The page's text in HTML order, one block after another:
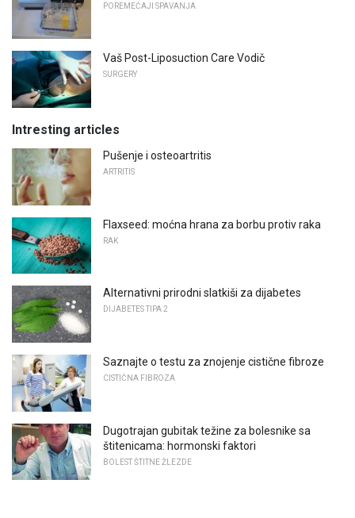
POREMEĆAJI SPAVANJA
Vaš Post-Liposuction Care Vodič
SURGERY
Intresting articles
Pušenje i osteoartritis
ARTRITIS
Flaxseed: moćna hrana za borbu protiv raka
RAK
Alternativni prirodni slatkiši za dijabetes
DIJABETES TIPA 2
Saznajte o testu za znojenje cistične fibroze
CISTIČNA FIBROZA
Dugotrajan gubitak težine za bolesnike sa
štitenicama: hormonski faktori
BOLEST ŠTITNE ŽLEZDE